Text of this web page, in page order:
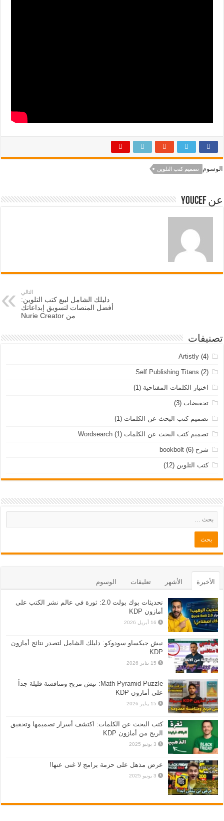
الوسوم تصميم كتب التلوين
عن Youcef
التالي
دليلك الشامل لبيع كتب التلوين:
أفضل المنصات لتسويق إبداعاتك
من Nurie Creator
تصنيفات
Artistly(4)
Self Publishing Titans (2)
اختيار الكلمات المفتاحية (1)
تخفيضات (3)
تصميم كتب البحث عن الكلمات (1)
تصميم كتب البحث عن الكلمات Wordsearch(1)
شرح bookbolt(6)
كتب التلوين (12)
الأخيرة الأشهر تعليقات الوسوم
تحديثات بوك بولت 2.0: ثورة في عالم نشر الكتب على
أمازون KDP
16 أبريل 2026
نيش جيكساو سودوكو: دليلك الشامل لتصدر نتائج أمازون
KDP
15 يناير 2026
Math Pyramid Puzzle: نيش مربح ومنافسة قليلة جداً
على أمازون KDP
15 يناير 2026
كتب البحث عن الكلمات: اكتشف أسرار تصميمها وتحقيق
الربح من أمازون KDP
3 يونيو 2025
عرض مذهل على حزمة برامج لا غنى عنها!
3 يونيو 2025